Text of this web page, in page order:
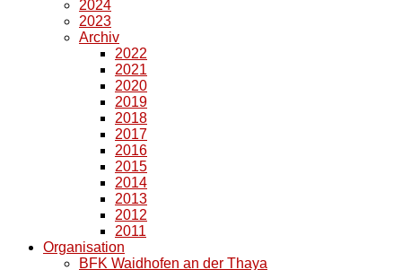
2024
2023
Archiv
2022
2021
2020
2019
2018
2017
2016
2015
2014
2013
2012
2011
Organisation
BFK Waidhofen an der Thaya